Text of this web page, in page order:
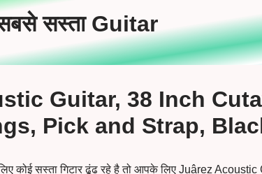
सस्ता Guitar
Guitar, 38 Inch
Pick and Strap,
कोई सस्ता गिटार ढूंढ रहे है तो आपके लिए Juârez